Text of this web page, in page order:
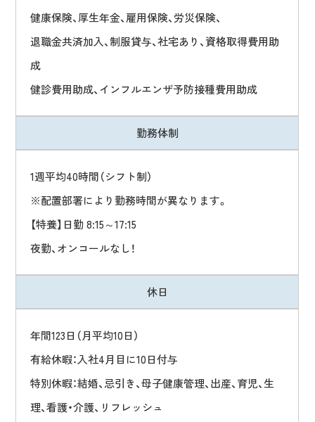
リクルート
トップページ
私たちの介護について
設備紹介
グループ施設紹介
健康保険、厚生年金、雇用保険、労災保険、
退職金共済加入、制服貸与、社宅あり、資格取得費用助
成
健診費用助成、インフルエンザ予防接種費用助成
勤務体制
1週平均40時間（シフト制）
※配置部署により勤務時間が異なります。
【特養】日勤 8:15～17:15
夜勤、オンコールなし！
休日
年間123日（月平均10日）
有給休暇：入社4月目に10日付与
特別休暇：結婚、忌引き、母子健康管理、出産、育児、生
理、看護・介護、リフレッシュ